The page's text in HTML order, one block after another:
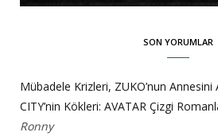
SON YORUMLAR
Mübadele Krizleri, ZUKO’nun Annesini
CITY’nin Kökleri: AVATAR Çizgi
Ronny